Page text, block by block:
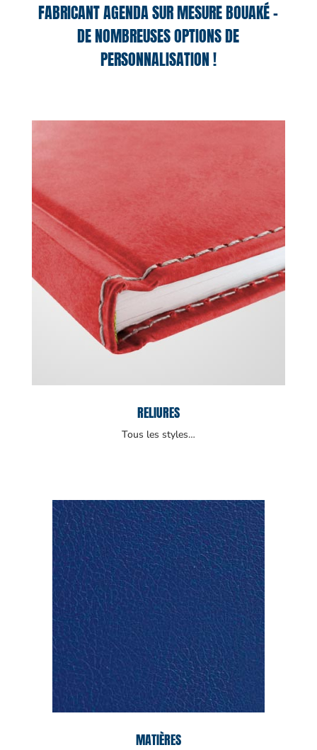
FABRICANT AGENDA SUR MESURE BOUAKÉ –
DE NOMBREUSES OPTIONS DE
PERSONNALISATION !
RELIURES
Tous les styles…
MATIÈRES